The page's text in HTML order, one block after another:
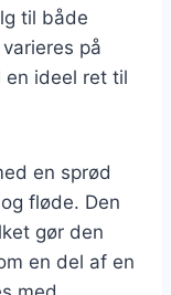
til både
på
en ideel ret til
en sprød
fløde. Den
gør den
en del af en